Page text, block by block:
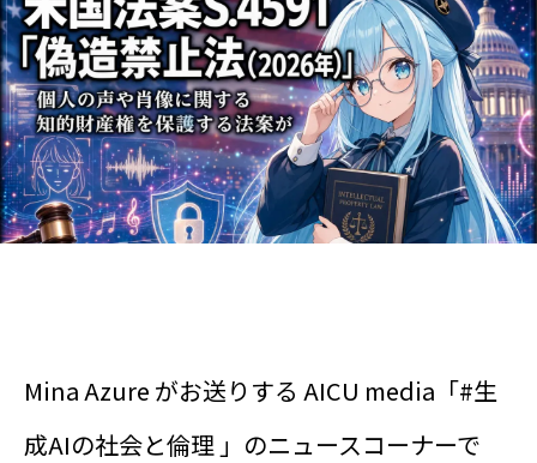
Mina Azure がお送りする AICU media「#生
成AIの社会と倫理 」のニュースコーナーで